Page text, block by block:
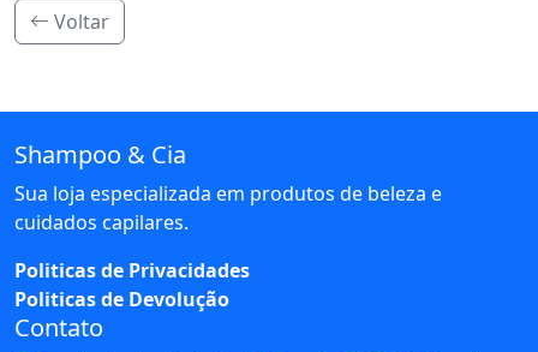
Voltar
Shampoo & Cia
Sua loja especializada em produtos de beleza e
cuidados capilares.
Politicas de Privacidades
Politicas de Devolução
Contato